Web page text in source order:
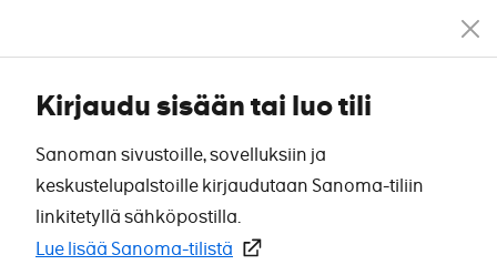
Kirjaudu sisään tai luo tili
Sanoman sivustoille, sovelluksiin ja
keskustelupalstoille kirjaudutaan Sanoma-tiliin
linkitetyllä sähköpostilla.
Lue lisää Sanoma-tilistä